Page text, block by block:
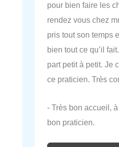
pour bien faire les
rendez vous chez
pris tout son temps
bien tout ce qu’il
part petit à petit. Je
ce praticien. Très
- Très bon accueil,
bon praticien.